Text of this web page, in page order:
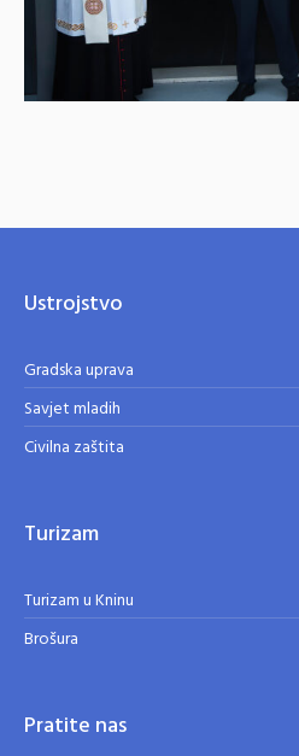
Ustrojstvo
Gradska uprava
Savjet mladih
Civilna zaštita
Turizam
Turizam u Kninu
Brošura
Pratite nas